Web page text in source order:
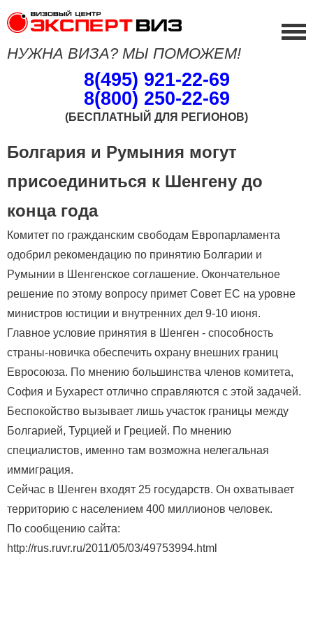
НУЖНА ВИЗА? МЫ ПОМОЖЕМ!
8(495) 921-22-69
8(800) 250-22-69
(БЕСПЛАТНЫЙ ДЛЯ РЕГИОНОВ)
Болгария и Румыния могут
присоединиться к Шенгену до
конца года
Комитет по гражданским свободам Европарламента
одобрил рекомендацию по принятию Болгарии и
Румынии в Шенгенское соглашение. Окончательное
решение по этому вопросу примет Совет ЕС на уровне
министров юстиции и внутренних дел 9-10 июня.
Главное условие принятия в Шенген - способность
страны-новичка обеспечить охрану внешних границ
Евросоюза. По мнению большинства членов комитета,
София и Бухарест отлично справляются с этой задачей.
Беспокойство вызывает лишь участок границы между
Болгарией, Турцией и Грецией. По мнению
специалистов, именно там возможна нелегальная
иммиграция.
Сейчас в Шенген входят 25 государств. Он охватывает
территорию с населением 400 миллионов человек.
По сообщению сайта:
http://rus.ruvr.ru/2011/05/03/49753994.html